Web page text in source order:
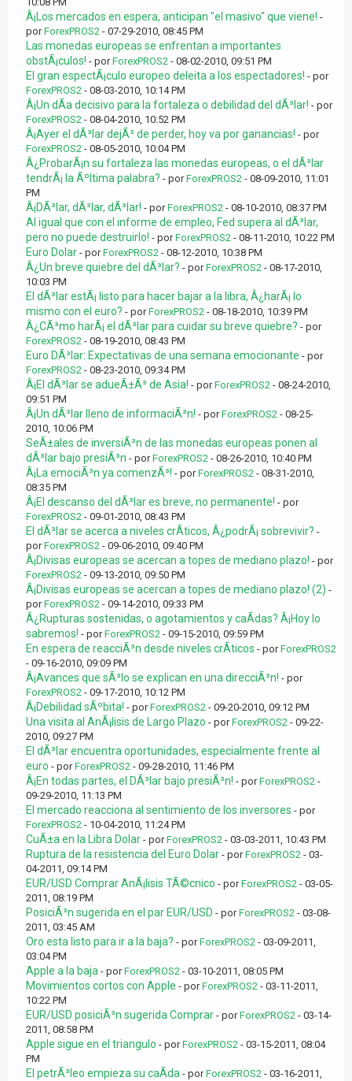
Â¡Los mercados en espera, anticipan "el masivo" que viene! -
porForexPROS2 - 07-29-2010, 08:45 PM
Las monedas europeas se enfrentan a importantes
obstÃ¡culos! - porForexPROS2 - 08-02-2010, 09:51 PM
El gran espectÃ¡culo europeo deleita a los espectadores! - por
ForexPROS2 - 08-03-2010, 10:14 PM
Â¡Un dÃ­a decisivo para la fortaleza o debilidad del dÃ³lar! - por
ForexPROS2 - 08-04-2010, 10:52 PM
Â¡Ayer el dÃ³lar dejÃ³ de perder, hoy va por ganancias! - por
ForexPROS2 - 08-05-2010, 10:04 PM
Â¿ProbarÃ¡n su fortaleza las monedas europeas, o el dÃ³lar
tendrÃ¡ la Ãºltima palabra? - porForexPROS2 - 08-09-2010, 11:01
PM
Â¡DÃ³lar, dÃ³lar, dÃ³lar! - porForexPROS2 - 08-10-2010, 08:37 PM
Al igual que con el informe de empleo, Fed supera al dÃ³lar,
pero no puede destruirlo! - porForexPROS2 - 08-11-2010, 10:22 PM
Euro Dolar - porForexPROS2 - 08-12-2010, 10:38 PM
Â¿Un breve quiebre del dÃ³lar? - porForexPROS2 - 08-17-2010,
10:03 PM
El dÃ³lar estÃ¡ listo para hacer bajar a la libra, Â¿harÃ¡ lo
mismo con el euro? - porForexPROS2 - 08-18-2010, 10:39 PM
Â¿CÃ³mo harÃ¡ el dÃ³lar para cuidar su breve quiebre? - por
ForexPROS2 - 08-19-2010, 08:43 PM
Euro DÃ³lar: Expectativas de una semana emocionante - por
ForexPROS2 - 08-23-2010, 09:34 PM
Â¡El dÃ³lar se adueÃ±Ã³ de Asia! - porForexPROS2 - 08-24-2010,
09:51 PM
Â¡Un dÃ³lar lleno de informaciÃ³n! - porForexPROS2 - 08-25-
2010, 10:06 PM
SeÃ±ales de inversiÃ³n de las monedas europeas ponen al
dÃ³lar bajo presiÃ³n - porForexPROS2 - 08-26-2010, 10:40 PM
Â¡La emociÃ³n ya comenzÃ³! - porForexPROS2 - 08-31-2010,
08:35 PM
Â¡El descanso del dÃ³lar es breve, no permanente! - por
ForexPROS2 - 09-01-2010, 08:43 PM
El dÃ³lar se acerca a niveles crÃ­ticos, Â¿podrÃ¡ sobrevivir? -
porForexPROS2 - 09-06-2010, 09:40 PM
Â¡Divisas europeas se acercan a topes de mediano plazo! - por
ForexPROS2 - 09-13-2010, 09:50 PM
Â¡Divisas europeas se acercan a topes de mediano plazo! (2) -
porForexPROS2 - 09-14-2010, 09:33 PM
Â¿Rupturas sostenidas, o agotamientos y caÃ­das? Â¡Hoy lo
sabremos! - porForexPROS2 - 09-15-2010, 09:59 PM
En espera de reacciÃ³n desde niveles crÃ­ticos - porForexPROS2
- 09-16-2010, 09:09 PM
Â¡Avances que sÃ³lo se explican en una direcciÃ³n! - por
ForexPROS2 - 09-17-2010, 10:12 PM
Â¡Debilidad sÃºbita! - porForexPROS2 - 09-20-2010, 09:12 PM
Una visita al AnÃ¡lisis de Largo Plazo - porForexPROS2 - 09-22-
2010, 09:27 PM
El dÃ³lar encuentra oportunidades, especialmente frente al
euro - porForexPROS2 - 09-28-2010, 11:46 PM
Â¡En todas partes, el DÃ³lar bajo presiÃ³n! - porForexPROS2 -
09-29-2010, 11:13 PM
El mercado reacciona al sentimiento de los inversores - por
ForexPROS2 - 10-04-2010, 11:24 PM
CuÃ±a en la Libra Dolar - porForexPROS2 - 03-03-2011, 10:43 PM
Ruptura de la resistencia del Euro Dolar - porForexPROS2 - 03-
04-2011, 09:14 PM
EUR/USD Comprar AnÃ¡lisis TÃ©cnico - porForexPROS2 - 03-05-
2011, 08:19 PM
PosiciÃ³n sugerida en el par EUR/USD - porForexPROS2 - 03-08-
2011, 03:45 AM
Oro esta listo para ir a la baja? - porForexPROS2 - 03-09-2011,
03:04 PM
Apple a la baja - porForexPROS2 - 03-10-2011, 08:05 PM
Movimientos cortos con Apple - porForexPROS2 - 03-11-2011,
10:22 PM
EUR/USD posiciÃ³n sugerida Comprar - porForexPROS2 - 03-14-
2011, 08:58 PM
Apple sigue en el triangulo - porForexPROS2 - 03-15-2011, 08:04
PM
El petrÃ³leo empieza su caÃ­da - porForexPROS2 - 03-16-2011,